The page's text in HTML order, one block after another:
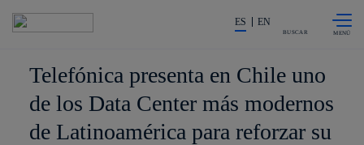
La acción en accionistas e
ES EN
BUSCAR
Telefónica presenta en Chile uno
de los Data Center más modernos
de Latinoamérica para reforzar su